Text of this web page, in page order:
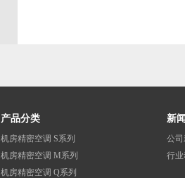
产品分类
机房精密空调 S系列
机房精密空调 M系列
机房精密空调 Q系列
新
公
行